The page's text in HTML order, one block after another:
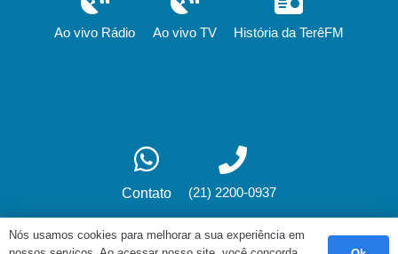
Ao vivo Rádio Ao vivo TV História da TerêFM
Contato (21) 2200-0937
Nós usamos cookies para melhorar a sua experiência em